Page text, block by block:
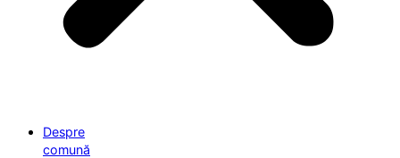
Despre
comună